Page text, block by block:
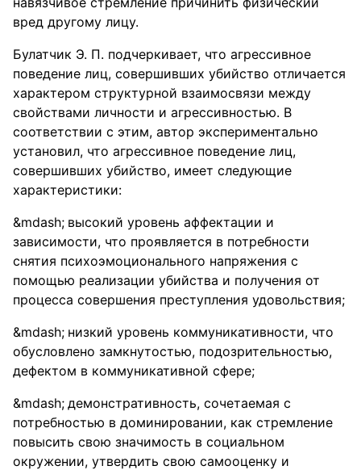
вред другому лицу.
Булатчик Э. П. подчеркивает, что агрессивное
поведение лиц, совершивших убийство отличается
характером структурной взаимосвязи между
свойствами личности и агрессивностью. В
соответствии с этим, автор экспериментально
установил, что агрессивное поведение лиц,
совершивших убийство, имеет следующие
характеристики:
высокий уровень аффектации и
зависимости, что проявляется в потребности
снятия психоэмоционального напряжения с
помощью реализации убийства и получения от
процесса совершения преступления удовольствия;
низкий уровень коммуникативности, что
обусловлено замкнутостью, подозрительностью,
дефектом в коммуникативной сфере;
демонстративность, сочетаемая с
потребностью в доминировании, как стремление
повысить свою значимость в социальном
окружении, утвердить свою самооценку и